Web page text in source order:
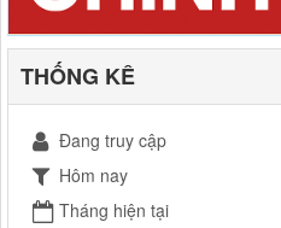
THỐNG KÊ
Đang truy cập
Hôm nay
Tháng hiện tại